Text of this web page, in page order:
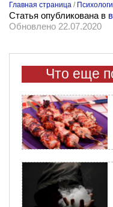
Главная страница /
Статья опубликована в
Обновлено 22.07.2020
Что еще